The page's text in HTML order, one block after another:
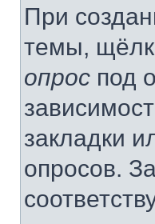
При
темы,
опрос под
закладки
опросов.